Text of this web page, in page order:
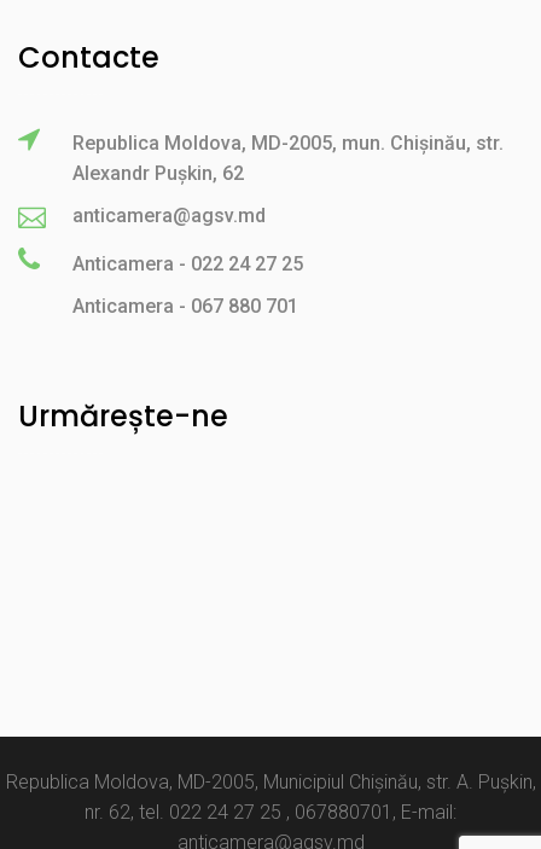
Contacte
Republica Moldova, MD-2005, mun. Chișinău, str.
Alexandr Pușkin, 62
anticamera@agsv.md
Anticamera - 022 24 27 25
Anticamera - 067 880 701
Urmărește-ne
Republica Moldova, MD-2005, Municipiul Chișinău, str. A. Pușkin,
nr. 62, tel. 022 24 27 25 , 067880701, E-mail:
anticamera@agsv.md